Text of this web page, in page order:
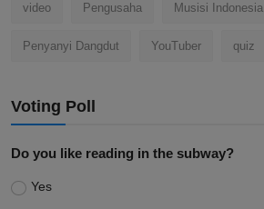
video Pengusaha Musisi Indonesia
Penyanyi Dangdut YouTuber quiz
Voting Poll
Do you like reading in the subway?
Yes